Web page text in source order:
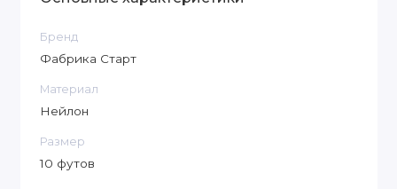
Бренд
Фабрика Старт
Материал
Нейлон
Размер
10 футов